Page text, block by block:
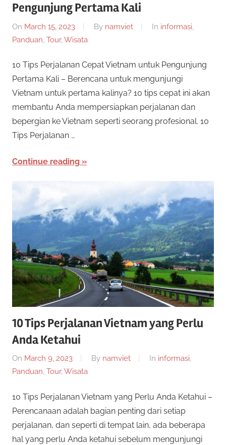
e
s
m
i
D
a
n
T
e
r
p
e
r
c
a
y
a
i
s
p
n
y
e
d
i
e
m
n
n
y
a
n
g
s
a
d
m
a
Pengunjung Pertama Kali
On March 15, 2023 By namviet In informasi,
Panduan, Tour, Wisata
10 Tips Perjalanan Cepat Vietnam untuk Pengunjung
Pertama Kali – Berencana untuk mengunjungi
Vietnam untuk pertama kalinya? 10 tips cepat ini akan
membantu Anda mempersiapkan perjalanan dan
bepergian ke Vietnam seperti seorang profesional. 10
Tips Perjalanan …
Continue reading
10 Tips Perjalanan Vietnam yang Perlu
Anda Ketahui
On March 9, 2023 By namviet In informasi,
Panduan, Tour, Wisata
10 Tips Perjalanan Vietnam yang Perlu Anda Ketahui –
Perencanaan adalah bagian penting dari setiap
perjalanan, dan seperti di tempat lain, ada beberapa
hal yang perlu Anda ketahui sebelum mengunjungi